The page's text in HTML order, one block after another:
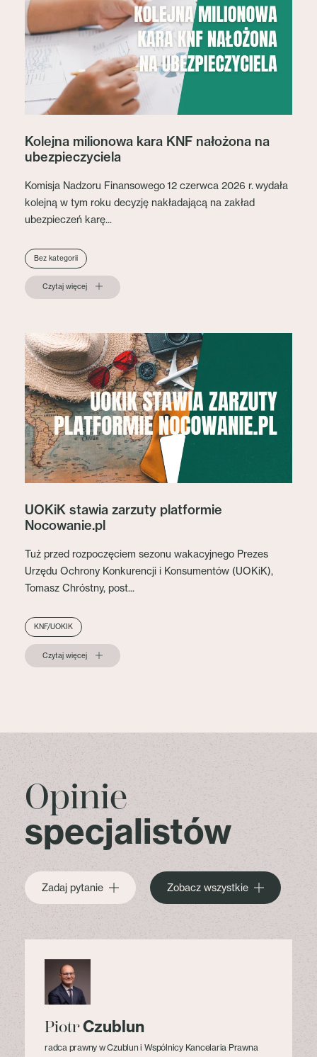
Kolejna milionowa kara KNF nałożona na
ubezpieczyciela
Komisja Nadzoru Finansowego 12 czerwca 2026 r. wydała
kolejną w tym roku decyzję nakładającą na zakład
ubezpieczeń karę...
Bez kategorii
Czytaj więcej
UOKiK stawia zarzuty platformie
Nocowanie.pl
Tuż przed rozpoczęciem sezonu wakacyjnego Prezes
Urzędu Ochrony Konkurencji i Konsumentów (UOKiK),
Tomasz Chróstny, post...
KNF/UOKIK
Czytaj więcej
Opinie
specjalistów
Zadaj pytanie Zobacz wszystkie
PiotrCzublun
radca prawny w Czublun i Wspólnicy Kancelaria Prawna